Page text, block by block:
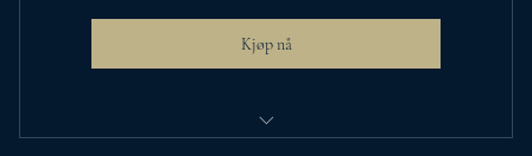
Kjøp nå